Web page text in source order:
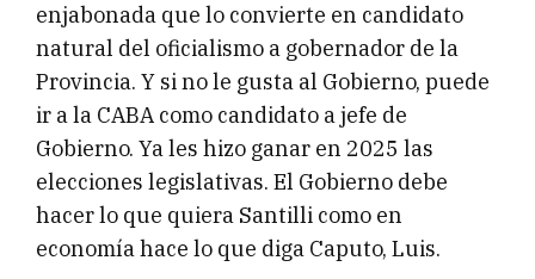
enjabonada que lo convierte en candidato
natural del oficialismo a gobernador de la
Provincia. Y si no le gusta al Gobierno, puede
ir a la CABA como candidato a jefe de
Gobierno. Ya les hizo ganar en 2025 las
elecciones legislativas. El Gobierno debe
hacer lo que quiera Santilli como en
economía hace lo que diga Caputo, Luis.